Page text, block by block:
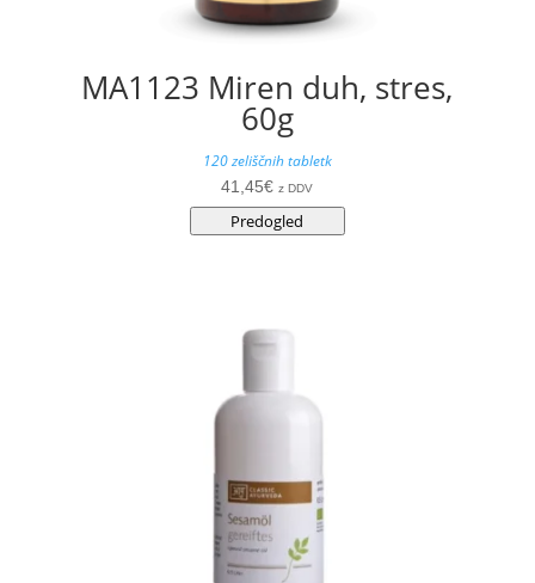
MA1123 Miren duh, stres,
60g
120 zeliščnih tabletk
41,45€ z DDV
Predogled